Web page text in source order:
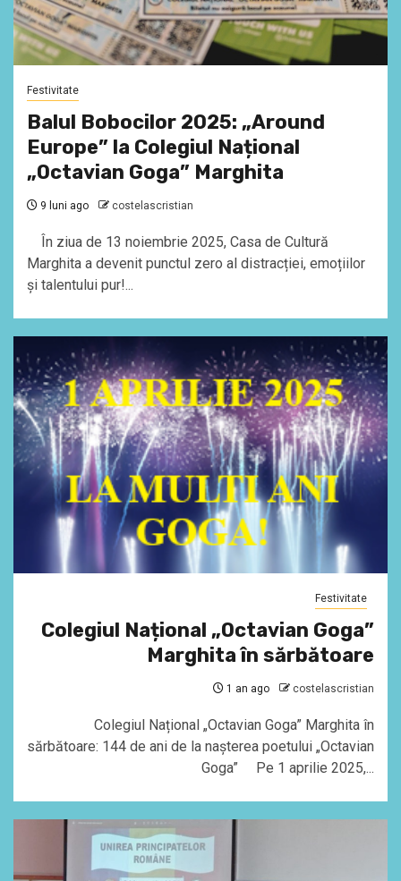
Festivitate
Balul Bobocilor 2025: „Around
Europe” la Colegiul Național
„Octavian Goga” Marghita
9 luni ago costelascristian
În ziua de 13 noiembrie 2025, Casa de Cultură
Marghita a devenit punctul zero al distracției, emoțiilor
și talentului pur!...
Festivitate
Colegiul Național „Octavian Goga”
Marghita în sărbătoare
1 an ago costelascristian
Colegiul Național „Octavian Goga” Marghita în
sărbătoare: 144 de ani de la nașterea poetului „Octavian
Goga” Pe 1 aprilie 2025,...